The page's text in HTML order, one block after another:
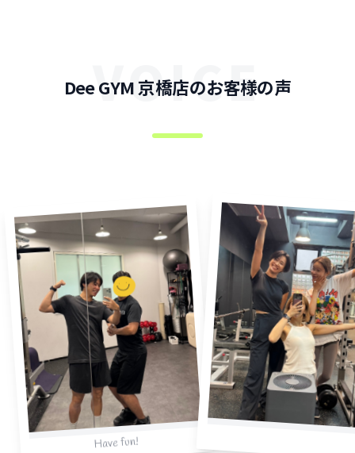
VOICE
Dee GYM 京橋店のお客様の声
Have fun!